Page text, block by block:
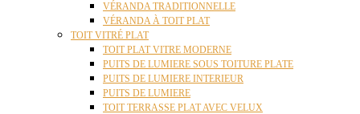
VÉRANDA TRADITIONNELLE
VÉRANDA À TOIT PLAT
TOIT VITRÉ PLAT
TOIT PLAT VITRE MODERNE
PUITS DE LUMIERE SOUS TOITURE PLATE
PUITS DE LUMIERE INTERIEUR
PUITS DE LUMIERE
TOIT TERRASSE PLAT AVEC VELUX